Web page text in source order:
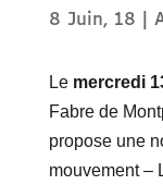
8 Juin, 18
Lemercredi
Fabre de
propose une
mouvement –